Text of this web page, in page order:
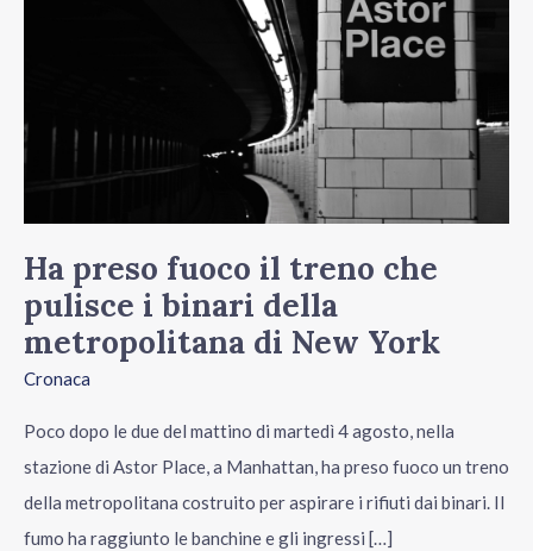
Ha preso fuoco il treno che
pulisce i binari della
metropolitana di New York
Cronaca
Poco dopo le due del mattino di martedì 4 agosto, nella
stazione di Astor Place, a Manhattan, ha preso fuoco un treno
della metropolitana costruito per aspirare i rifiuti dai binari. Il
fumo ha raggiunto le banchine e gli ingressi […]
i
binari
metropolitana
New